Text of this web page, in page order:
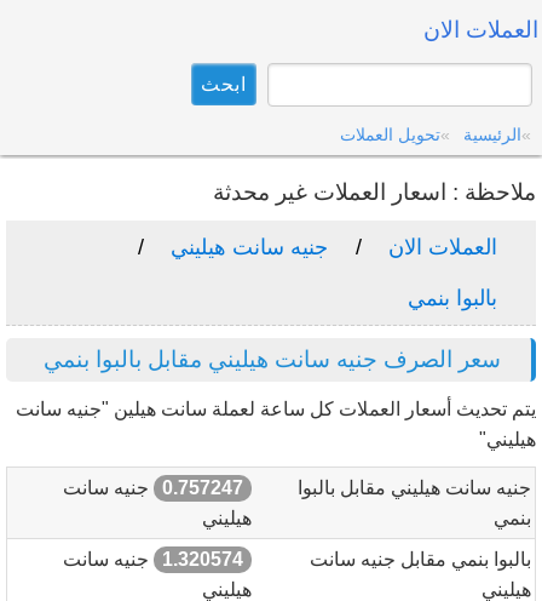
العملات الان
الرئيسية تحويل العملات
ملاحظة : اسعار العملات غير محدثة
العملات الان جنيه سانت هيليني
بالبوا بنمي
سعر الصرف جنيه سانت هيليني مقابل بالبوا بنمي
يتم تحديث أسعار العملات كل ساعة لعملة سانت هيلين "جنيه سانت
هيليني"
جنيه سانت هيليني مقابل بالبوا
بنمي
0.757247
جنيه سانت
هيليني
بالبوا بنمي مقابل جنيه سانت
هيليني
1.320574
جنيه سانت
هيليني